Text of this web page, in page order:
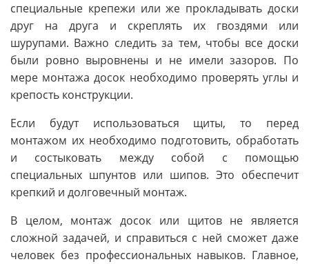
специальные крепежи или же прокладывать доски
друг на друга и скреплять их гвоздями или
шурупами. Важно следить за тем, чтобы все доски
были ровно выровнены и не имели зазоров. По
мере монтажа досок необходимо проверять углы и
крепость конструкции.
Если будут использоваться щиты, то перед
монтажом их необходимо подготовить, обработать
и состыковать между собой с помощью
специальных шпунтов или шипов. Это обеспечит
крепкий и долговечный монтаж.
В целом, монтаж досок или щитов не является
сложной задачей, и справиться с ней сможет даже
человек без профессиональных навыков. Главное,